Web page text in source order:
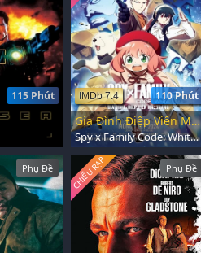
115 Phút 110 Phút
IMDb 7.4
Gia Đình Điệp Viên Mã: Trắng
Spy x Family Code: White (2023)
Phụ Đề Phụ Đề
CHIẾU RẠP